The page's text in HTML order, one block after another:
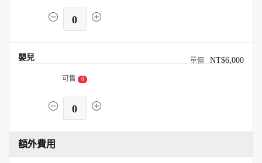
0
嬰兒 NT$6,000
可售 0
0
額外費用